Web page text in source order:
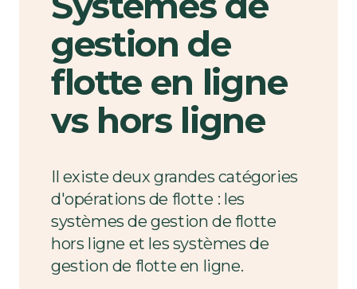
gestion de
flotte en ligne
vs hors ligne
Il existe deux grandes catégories
d'opérations de flotte : les
systèmes de gestion de flotte
hors ligne et les systèmes de
gestion de flotte en ligne.